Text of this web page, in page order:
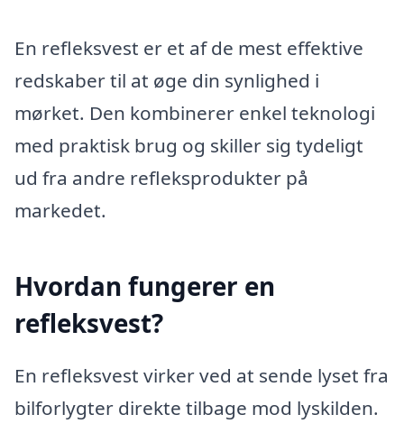
En refleksvest er et af de mest effektive
redskaber til at øge din synlighed i
mørket. Den kombinerer enkel teknologi
med praktisk brug og skiller sig tydeligt
ud fra andre refleksprodukter på
markedet.
Hvordan fungerer en
refleksvest?
En refleksvest virker ved at sende lyset fra
bilforlygter direkte tilbage mod lyskilden.